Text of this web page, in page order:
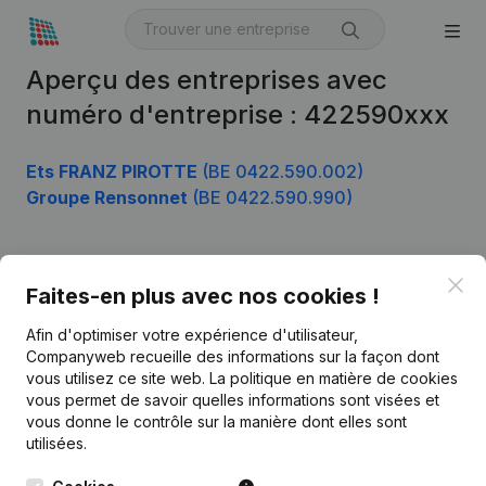
Aperçu des entreprises avec
numéro d'entreprise : 422590xxx
Ets FRANZ PIROTTE (BE 0422.590.002)
Groupe Rensonnet (BE 0422.590.990)
Faites-en plus avec nos cookies !
Afin d'optimiser votre expérience d'utilisateur,
Companyweb recueille des informations sur la façon dont
vous utilisez ce site web. La politique en matière de cookies
vous permet de savoir quelles informations sont visées et
vous donne le contrôle sur la manière dont elles sont
utilisées.
Français
Kantorenpark Everest
248D,
Monitoring
Recherche internationale